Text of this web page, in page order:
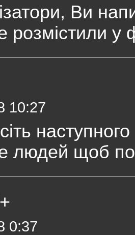
Ви
розмістили у
10:27
людей щоб
0:37